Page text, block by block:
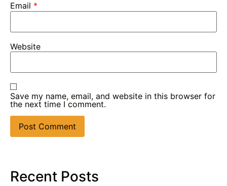
Email *
Website
Save my name, email, and website in this browser for
the next time I comment.
Recent Posts